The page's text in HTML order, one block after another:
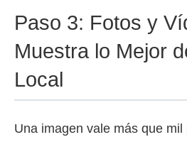
Paso 3: Fotos y
Muestra lo Mejor
Local
Una imagen vale más que mil